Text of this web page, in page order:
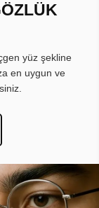
yüz şekline
en uygun ve